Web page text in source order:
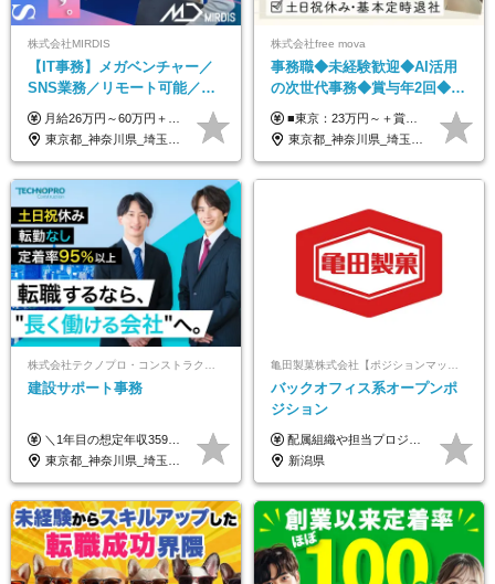
株式会社MIRDIS
【IT事務】メガベンチャー／
SNS業務／リモート可能／未
経験◎
月給26万円～60万円＋賞与1回＋各種手当 ★Point：経験者の方は100％年収UPでの待遇提示も可能！ ※試用期間6カ月 ※期間中は月給20万円以上～スタート ※期間中は契約社員
東京都_神奈川県_埼玉県_千葉県
株式会社free mova
事務職◆未経験歓迎◆AI活用
の次世代事務◆賞与年2回◆ネ
イルOK◆残業なし/4JIM
■東京：23万円～＋賞与年2回 ■その他：22万円～＋賞与年2回 ※給与はスキル・経験・能力を考慮して決定します。 ※残業代は別途支給いたします。 ※実績により随時基本給アップが可能。 入社1年で8～9万円上がった実績もあります！ ＜各種手当＞ ■皆勤手当（インセンティブ） ■交通費全額支給 ■資格祝い金（1万円～4万円） └MOS、日商簿記、TOEIC、秘書検定、ITパスポートなど
東京都_神奈川県_埼玉県_千葉県_大阪府_愛知県_北海道_青森県_岩手県_宮城県_秋田県_山形県_福島県_茨城県_栃木県_群馬県_新潟県_山梨県_長野県_富山県_石川県_福井県_静岡県_岐阜県_三重県_兵庫県_京都府_滋賀県_奈良県_和歌山県_広島県_岡山県_鳥取県_島根県_山口県_徳島県_香川県_愛媛県_高知県_福岡県_熊本県_佐賀県_長崎県_大分県_宮崎県_鹿児島県_沖縄県
株式会社テクノプロ・コンストラクション
建設サポート事務
＼1年目の想定年収359万円～407万円／ 下記(1)～(3)のいずれかを、ご希望や適性を考慮したうえで決定します。 (1)月給23万1,000円＋賞与年2回（計2ヶ月分） (2)月給26万5,000円＋賞与なし （一律支給の業績手当6万6,200円を含む） (3)月給29万5,675円＋賞与なし （一律支給の業績手当6万6,200円＋固定残業手当15時間分／3万675円を含む※超過分は別途支給） ▼(3)の場合の入社時研修中の給与 月給26万5,000円＋賞与なし （一律支給の業績手当6万6,200円を含む） ※試用期間は2ヶ月間です。 期間中の給与・待遇に変更はありません。
東京都_神奈川県_埼玉県_千葉県_大阪府_愛知県_北海道_青森県_岩手県_宮城県_秋田県_山形県_福島県_茨城県_栃木県_群馬県_新潟県_山梨県_長野県_富山県_石川県_福井県_静岡県_岐阜県_三重県_兵庫県_京都府_滋賀県_奈良県_和歌山県_広島県_岡山県_鳥取県_島根県_山口県_徳島県_香川県_愛媛県_高知県_福岡県_熊本県_佐賀県_長崎県_大分県_宮崎県_鹿児島県_沖縄県
亀田製菓株式会社【ポジションマッチ登録】
バックオフィス系オープンポ
ジション
配属組織や担当プロジェクトにより異なります。 想定年収：450万円～1100万円 ※ご経験やスキルに応じて決定します。 ※上記想定年収はあくまでも目安の金額であり、 選考を通じて上下する可能性があります。
新潟県